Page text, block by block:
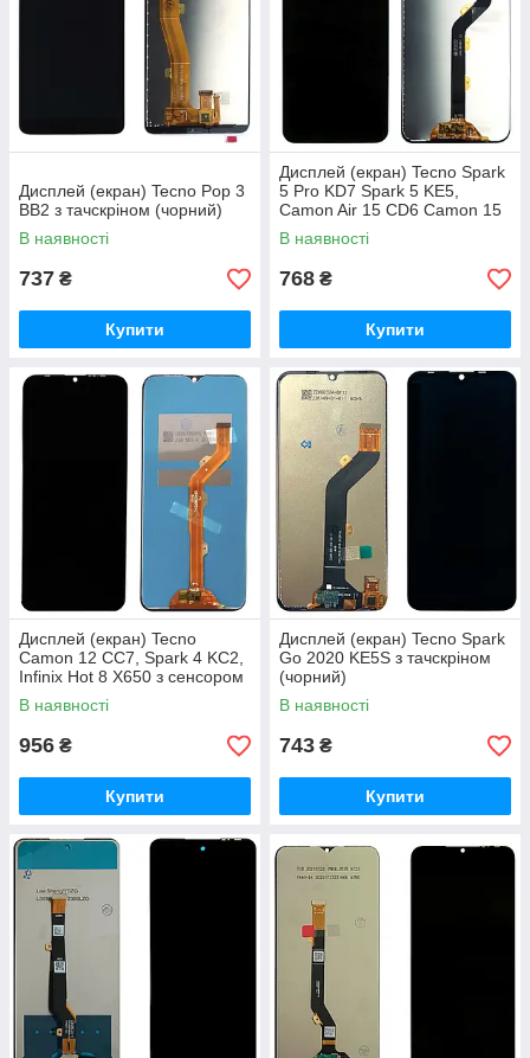
Дисплей (екран) Tecno Pop 3
BB2 з тачскріном (чорний)
В наявності
737 ₴
Купити
Дисплей (екран) Tecno Spark
5 Pro KD7 Spark 5 KE5,
Camon Air 15 CD6 Camon 15
CD7 з тачскріном (AAAA)
В наявності
768 ₴
Купити
Дисплей (екран) Tecno
Camon 12 CC7, Spark 4 KC2,
Infinix Hot 8 X650 з сенсором
чорний
В наявності
956 ₴
Купити
Дисплей (екран) Tecno Spark
Go 2020 KE5S з тачскріном
(чорний)
В наявності
743 ₴
Купити